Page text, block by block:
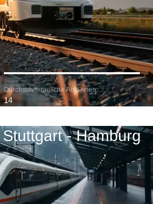
Durchschn. tägliche Abfahrten:
14
- Hamburg